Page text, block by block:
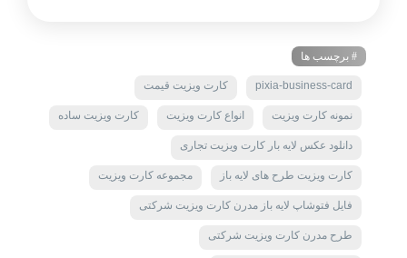
# برچسب ها
pixia-business-card کارت ویزیت قیمت
نمونه کارت ویزیت انواع کارت ویزیت کارت ویزیت ساده
دانلود عکس لایه بار کارت ویزیت تجاری
کارت ویزیت طرح های لایه باز مجموعه کارت ویزیت
فایل فتوشاپ لایه باز مدرن کارت ویزیت شرکتی
طرح مدرن کارت ویزیت شرکتی